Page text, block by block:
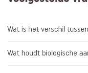
Wat is het verschil
Wat houdt biologische